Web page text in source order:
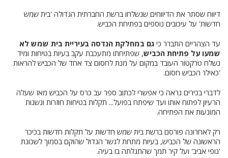
דיווח שסתר את הדיווחים שנשלחו ברשת החברתית הגדולה 'בית שמש
חדשות' על עיכובים נוספים בפתיחת הכביש.
עד הצהריים התברר כי גם במחלקת הנדסה בעיריית בית שמש לא
שמעו על פתיחת הכביש, שפתיחתו מתעכבת עקב בעיות בטיחות ומיד
נשלח טרקטור העובד במקום על מנת לחסום צד אחד של הכביש להראות
'כאילו' הכביש חסום.
לדברי בכירים נראה כי אפשרי לכתוב ספר עב כרס על הכביש מאז שעלה
הרעיון לפתוח אותו ועד שיפתח בפועל... תקלות בטיחות חוזרות ונשנות
המונעות את הפתיחה.
רק לאחרונה פורסם ברשת בית שמש חדשות על תקלות חדשות בכיכר
הראשונה של הכביש, בעיות מתחת לגשר הגדול שהוקם בסמוך לשכונת
'נופי אביב' ועל קיר תמך שהתגלתה בו בעיה.